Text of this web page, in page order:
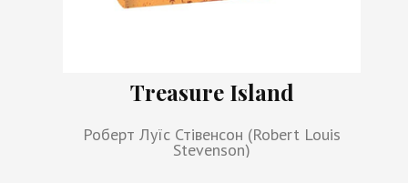
Treasure Island
Роберт Луїс Стівенсон (Robert Louis
Stevenson)